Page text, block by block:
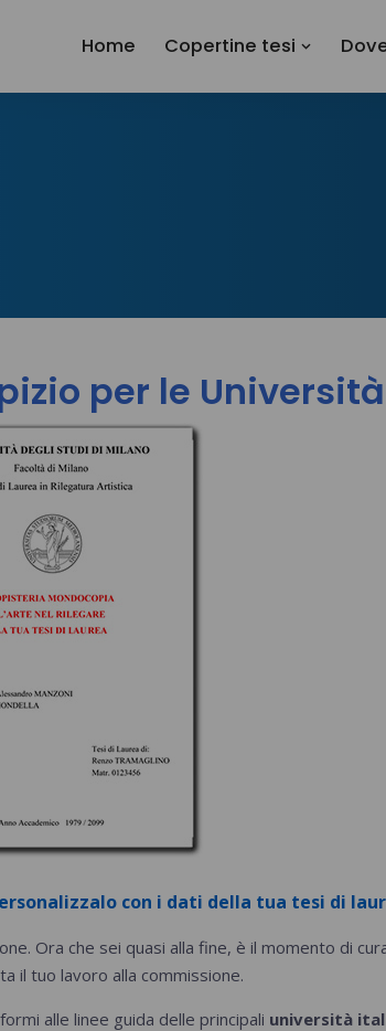
Home Copertine tesi
per le
con i dati della tua tesi di
Ora che sei quasi alla fine, è il momento di
il tuo lavoro alla commissione.
alle linee guida delle principali università